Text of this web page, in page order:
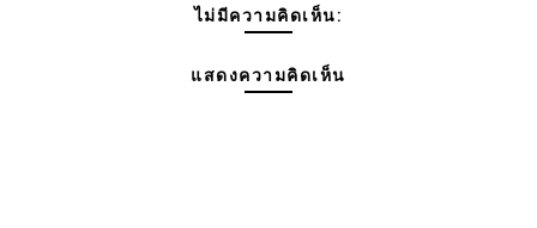
ไม่มีความคิดเห็น:
แสดงความคิดเห็น